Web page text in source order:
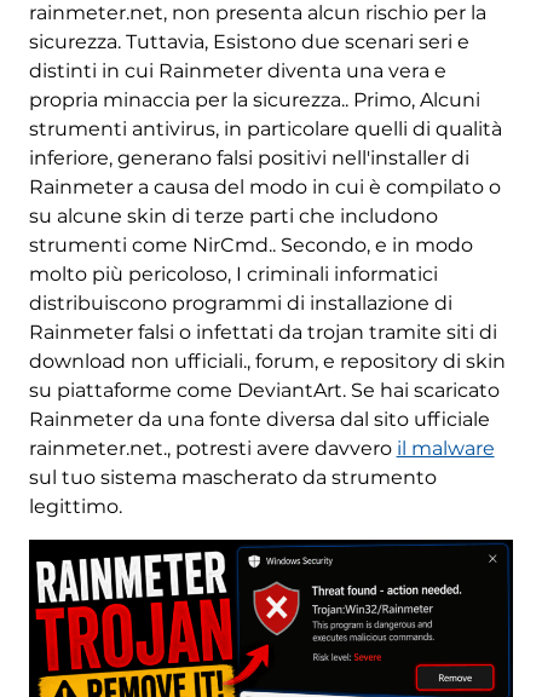
rainmeter.net, non presenta alcun rischio per la
sicurezza. Tuttavia, Esistono due scenari seri e
distinti in cui Rainmeter diventa una vera e
propria minaccia per la sicurezza.. Primo, Alcuni
strumenti antivirus, in particolare quelli di qualità
inferiore, generano falsi positivi nell'installer di
Rainmeter a causa del modo in cui è compilato o
su alcune skin di terze parti che includono
strumenti come NirCmd.. Secondo, e in modo
molto più pericoloso, I criminali informatici
distribuiscono programmi di installazione di
Rainmeter falsi o infettati da trojan tramite siti di
download non ufficiali., forum, e repository di skin
su piattaforme come DeviantArt. Se hai scaricato
Rainmeter da una fonte diversa dal sito ufficiale
rainmeter.net., potresti avere davvero il malware
sul tuo sistema mascherato da strumento
legittimo.